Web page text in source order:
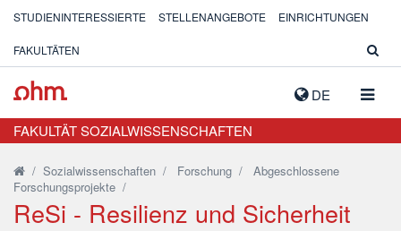
DE
STUDIENINTERESSIERTE STELLENANGEBOTE EINRICHTUNGEN
FAKULTÄTEN
FAKULTÄT SOZIALWISSENSCHAFTEN
/ Sozialwissenschaften / Forschung / Abgeschlossene
Forschungsprojekte /
ReSi - Resilienz und Sicherheit